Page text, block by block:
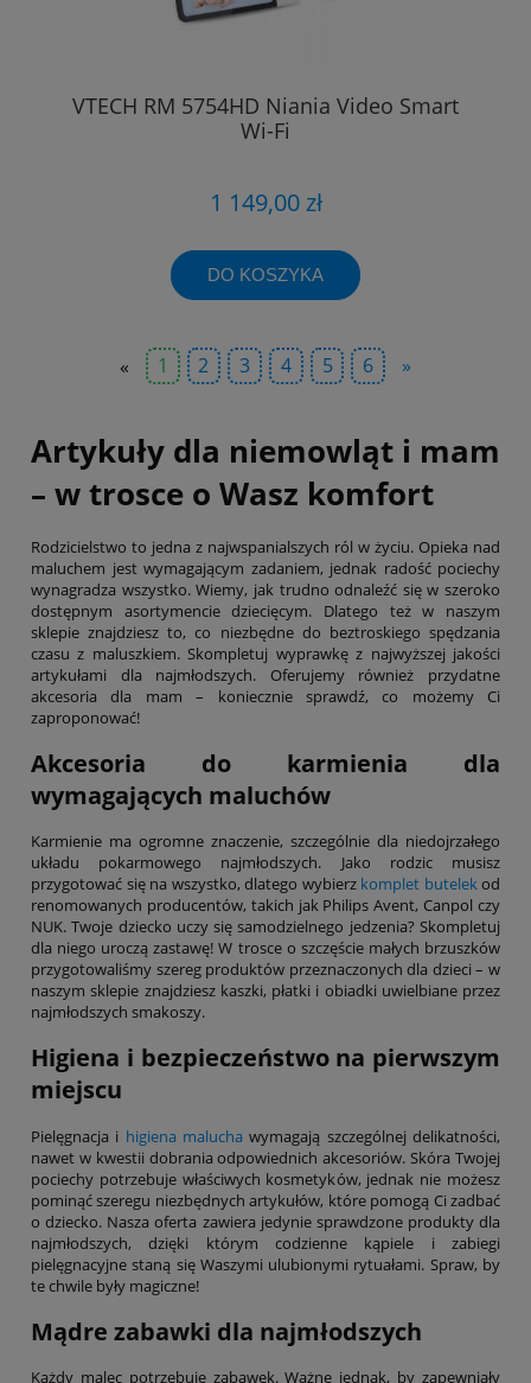
VTECH RM 5754HD Niania Video Smart
Wi-Fi
1 149,00 zł
DO KOSZYKA
« 1 2 3 4 5 6 »
Artykuły dla niemowląt i mam
– w trosce o Wasz komfort
Rodzicielstwo to jedna z najwspanialszych ról w życiu. Opieka nad
maluchem jest wymagającym zadaniem, jednak radość pociechy
wynagradza wszystko. Wiemy, jak trudno odnaleźć się w szeroko
dostępnym asortymencie dziecięcym. Dlatego też w naszym
sklepie znajdziesz to, co niezbędne do beztroskiego spędzania
czasu z maluszkiem. Skompletuj wyprawkę z najwyższej jakości
artykułami dla najmłodszych. Oferujemy również przydatne
akcesoria dla mam – koniecznie sprawdź, co możemy Ci
zaproponować!
Akcesoria do karmienia dla
wymagających maluchów
Karmienie ma ogromne znaczenie, szczególnie dla niedojrzałego
układu pokarmowego najmłodszych. Jako rodzic musisz
przygotować się na wszystko, dlatego wybierz komplet butelekod
renomowanych producentów, takich jak Philips Avent, Canpol czy
NUK. Twoje dziecko uczy się samodzielnego jedzenia? Skompletuj
dla niego uroczą zastawę! W trosce o szczęście małych brzuszków
przygotowaliśmy szereg produktów przeznaczonych dla dzieci – w
naszym sklepie znajdziesz kaszki, płatki i obiadki uwielbiane przez
najmłodszych smakoszy.
Higiena i bezpieczeństwo na pierwszym
miejscu
Pielęgnacja i higiena malucha wymagają szczególnej delikatności,
nawet w kwestii dobrania odpowiednich akcesoriów. Skóra Twojej
pociechy potrzebuje właściwych kosmetyków, jednak nie możesz
pominąć szeregu niezbędnych artykułów, które pomogą Ci zadbać
o dziecko. Nasza oferta zawiera jedynie sprawdzone produkty dla
najmłodszych, dzięki którym codzienne kąpiele i zabiegi
pielęgnacyjne staną się Waszymi ulubionymi rytuałami. Spraw, by
te chwile były magiczne!
Mądre zabawki dla najmłodszych
Każdy malec potrzebuje zabawek. Ważne jednak, by zapewniały